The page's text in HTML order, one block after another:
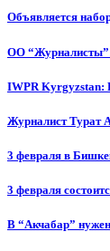
Объявляется
ОО “Журналисты”
IWPR Kyrgyzstan:
Журналист Турат
3 февраля в
3 февраля
В “Акчабар”